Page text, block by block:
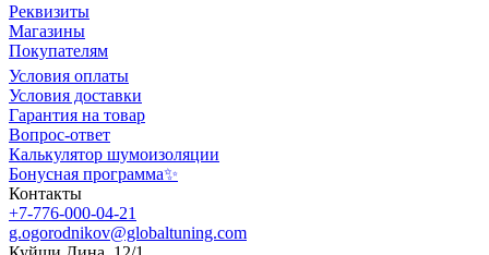
Реквизиты
Магазины
Покупателям
Условия оплаты
Условия доставки
Гарантия на товар
Вопрос-ответ
Калькулятор шумоизоляции
Бонусная программа✨
Контакты
+7-776-000-04-21
g.ogorodnikov@globaltuning.com